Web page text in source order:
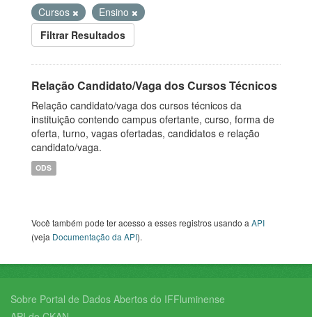
Cursos
Ensino
Filtrar Resultados
Relação Candidato/Vaga dos Cursos Técnicos
Relação candidato/vaga dos cursos técnicos da
instituição contendo campus ofertante, curso, forma de
oferta, turno, vagas ofertadas, candidatos e relação
candidato/vaga.
ODS
Você também pode ter acesso a esses registros usando aAPI
(veja Documentação da API).
Sobre Portal de Dados Abertos do IFFluminense